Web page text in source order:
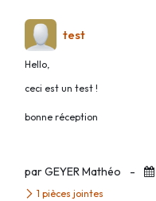
test
Hello,
ceci est un test !
bonne réception
par GEYER Mathéo -
1 pièces jointes